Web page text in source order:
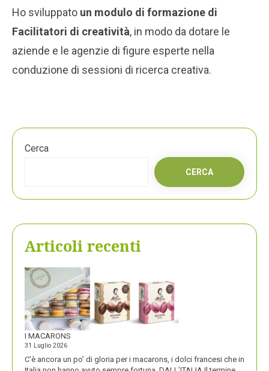
Ho sviluppato un modulo di formazione di
Facilitatori di creatività, in modo da dotare le
aziende e le agenzie di figure esperte nella
conduzione di sessioni di ricerca creativa.
Cerca
CERCA
Articoli recenti
I MACARONS
31 Luglio 2026
C’è ancora un po’ di gloria per i macarons, i dolci francesi che in